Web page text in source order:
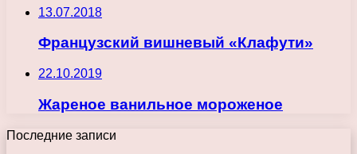
13.07.2018
Французский вишневый «Клафути»
22.10.2019
Жареное ванильное мороженое
Последние записи